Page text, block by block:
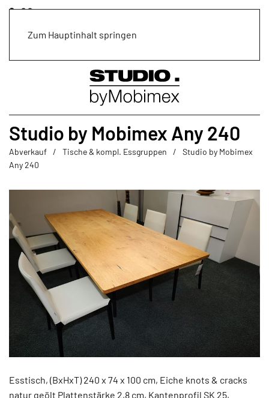
Zum Hauptinhalt springen
Studio by Mobimex Any 240
Abverkauf Tische & kompl. Essgruppen
Studio by Mobimex
Any 240
Esstisch, (BxHxT) 240 x 74 x 100 cm, Eiche knots & cracks
natur geölt Plattenstärke 2,8 cm, Kantenprofil SK 25,